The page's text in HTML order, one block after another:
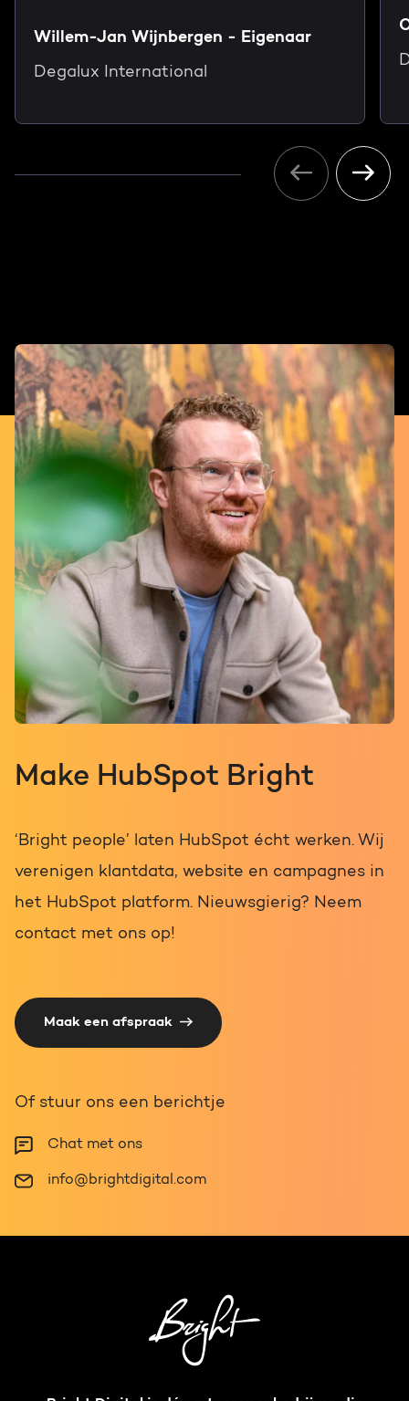
Willem-Jan Wijnbergen - Eigenaar
Degalux International
Make HubSpot Bright
‘Bright people’ laten HubSpot écht werken. Wij
verenigen klantdata, website en campagnes in
het HubSpot platform. Nieuwsgierig? Neem
contact met ons op!
Maak een afspraak
Of stuur ons een berichtje
Chat met ons
info@brightdigital.com